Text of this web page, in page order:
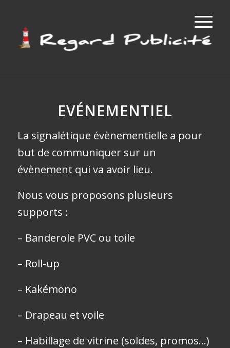
EVÉNEMENTIEL
La signalétique évènementielle a pour
but de communiquer sur un
évènement qui va avoir lieu.
Nous vous proposons plusieurs
supports :
– Banderole PVC ou toile
– Roll-up
– Kakémono
– Drapeau et voile
– Habillage de vitrine (soldes, promos…)